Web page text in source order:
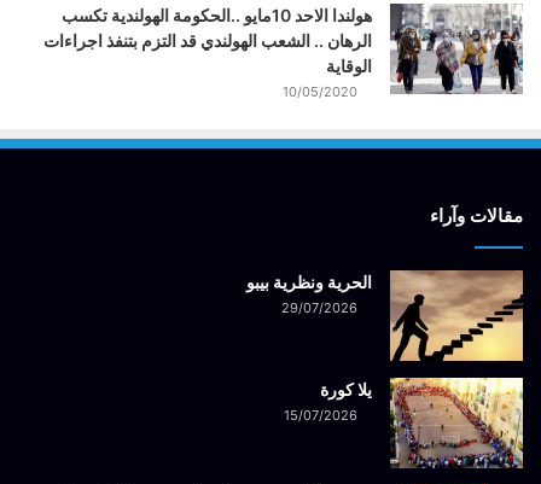
هولندا الاحد 10مايو ..الحكومة الهولندية تكسب
الرهان .. الشعب الهولندي قد التزم بتنفذ اجراءات
الوقاية
10/05/2020
مقالات وآراء
الحرية ونظرية بيبو
29/07/2026
يلا كورة
15/07/2026